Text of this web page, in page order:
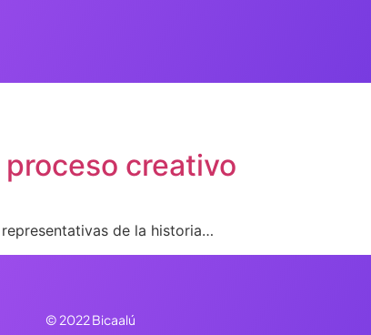
proceso creativo
de la historia…
© 2022 Bicaalú